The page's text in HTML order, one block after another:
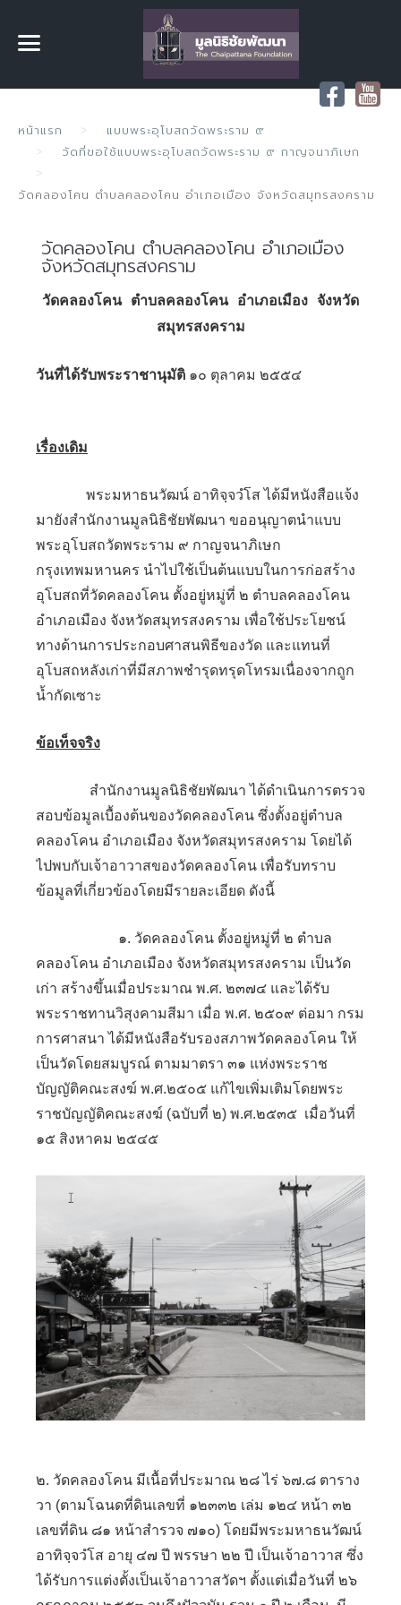
หน้าแรก
แบบพระอุโบสถวัดพระราม ๙
วัดที่ขอใช้แบบพระอุโบสถวัดพระราม ๙ กาญจนาภิเษก
วัดคลองโคน ตำบลคลองโคน อำเภอเมือง จังหวัดสมุทรสงคราม
วัดคลองโคน ตำบลคลองโคน อำเภอเมือง
จังหวัดสมุทรสงคราม
วัดคลองโคน ตำบลคลองโคน อำเภอเมือง จังหวัด
สมุทรสงคราม
วันที่ได้รับพระราชานุมัติ ๑๐ ตุลาคม ๒๕๕๔
เรื่องเดิม
พระมหาธนวัฒน์ อาทิจฺจวํโส ได้มีหนังสือแจ้ง
มายังสำนักงานมูลนิธิชัยพัฒนา ขออนุญาตนำแบบ
พระอุโบสถวัดพระราม ๙ กาญจนาภิเษก
กรุงเทพมหานคร นำไปใช้เป็นต้นแบบในการก่อสร้าง
อุโบสถที่วัดคลองโคน ตั้งอยู่หมู่ที่ ๒ ตำบลคลองโคน
อำเภอเมือง จังหวัดสมุทรสงคราม เพื่อใช้ประโยชน์
ทางด้านการประกอบศาสนพิธีของวัด และแทนที่
อุโบสถหลังเก่าที่มีสภาพชำรุดทรุดโทรมเนื่องจากถูก
น้ำกัดเซาะ
ข้อเท็จจริง
สำนักงานมูลนิธิชัยพัฒนา ได้ดำเนินการตรวจ
สอบข้อมูลเบื้องต้นของวัดคลองโคน ซึ่งตั้งอยู่ตำบล
คลองโคน อำเภอเมือง จังหวัดสมุทรสงคราม โดยได้
ไปพบกับเจ้าอาวาสของวัดคลองโคน เพื่อรับทราบ
ข้อมูลที่เกี่ยวข้องโดยมีรายละเอียด ดังนี้
๑. วัดคลองโคน ตั้งอยู่หมู่ที่ ๒ ตำบล
คลองโคน อำเภอเมือง จังหวัดสมุทรสงคราม เป็นวัด
เก่า สร้างขึ้นเมื่อประมาณ พ.ศ. ๒๓๗๔ และได้รับ
พระราชทานวิสุงคามสีมา เมื่อ พ.ศ. ๒๕๐๙ ต่อมา กรม
การศาสนา ได้มีหนังสือรับรองสภาพวัดคลองโคน ให้
เป็นวัดโดยสมบูรณ์ ตามมาตรา ๓๑ แห่งพระราช
บัญญัติคณะสงฆ์ พ.ศ.๒๕๐๕ แก้ไขเพิ่มเติมโดยพระ
ราชบัญญัติคณะสงฆ์ (ฉบับที่ ๒) พ.ศ.๒๕๓๕ เมื่อวันที่
๑๕ สิงหาคม ๒๕๔๕
๒. วัดคลองโคน มีเนื้อที่ประมาณ ๒๘ ไร่ ๖๗.๘ ตาราง
วา (ตามโฉนดที่ดินเลขที่ ๑๒๓๓๒ เล่ม ๑๒๔ หน้า ๓๒
เลขที่ดิน ๘๑ หน้าสำรวจ ๗๑๐) โดยมีพระมหาธนวัฒน์
อาทิจฺจวํโส อายุ ๔๗ ปี พรรษา ๒๒ ปี เป็นเจ้าอาวาส ซึ่ง
ได้รับการแต่งตั้งเป็นเจ้าอาวาสวัดฯ ตั้งแต่เมื่อวันที่ ๒๖